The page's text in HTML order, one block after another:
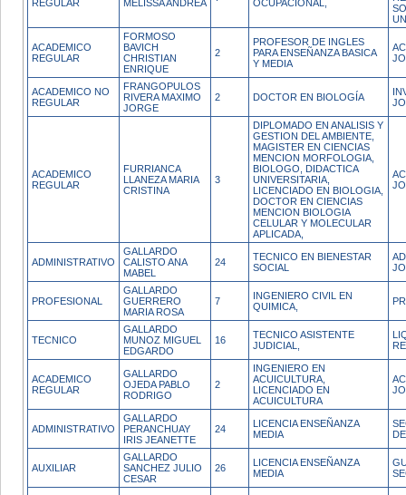
REGULAR MELISSA ANDREA OCUPACIONAL,
ACADEMICO
REGULAR
FORMOSO
BAVICH
CHRISTIAN
ENRIQUE
2
PROFESOR DE INGLES
PARA ENSEÑANZA BASICA
Y MEDIA
ACADEMICO NO
REGULAR
FRANGOPULOS
RIVERA MAXIMO
JORGE
2 DOCTOR EN BIOLOGÍA
ACADEMICO
REGULAR
FURRIANCA
LLANEZA MARIA
CRISTINA
3
DIPLOMADO EN ANALISIS Y
GESTION DEL AMBIENTE,
MAGISTER EN CIENCIAS
MENCION MORFOLOGIA,
BIOLOGO, DIDACTICA
UNIVERSITARIA,
LICENCIADO EN BIOLOGIA,
DOCTOR EN CIENCIAS
MENCION BIOLOGIA
CELULAR Y MOLECULAR
APLICADA,
ADMINISTRATIVO
GALLARDO
CALISTO ANA
MABEL
24
TECNICO EN BIENESTAR
SOCIAL
PROFESIONAL
GALLARDO
GUERRERO
MARIA ROSA
7
INGENIERO CIVIL EN
QUIMICA,
TECNICO
GALLARDO
MUNOZ MIGUEL
EDGARDO
16
TECNICO ASISTENTE
JUDICIAL,
ACADEMICO
REGULAR
GALLARDO
OJEDA PABLO
RODRIGO
2
INGENIERO EN
ACUICULTURA,
LICENCIADO EN
ACUICULTURA
ADMINISTRATIVO
GALLARDO
PERANCHUAY
IRIS JEANETTE
24
LICENCIA ENSEÑANZA
MEDIA
AUXILIAR
GALLARDO
SANCHEZ JULIO
CESAR
26
LICENCIA ENSEÑANZA
MEDIA